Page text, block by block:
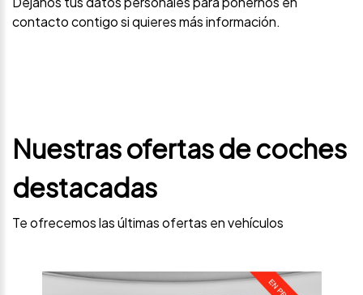
contacto contigo si quieres más información.
Nuestras ofertas de coches
destacadas
Te ofrecemos las últimas ofertas en vehículos